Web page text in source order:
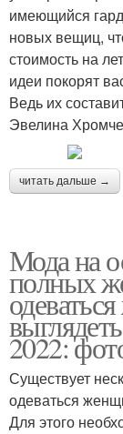
имеющийся
новых вещиц,
стоимость на
идеи покорят
Ведь их
Эвелина
читать дальше →
Мода на
полных
2022:
Существует
одеваться
Для этого